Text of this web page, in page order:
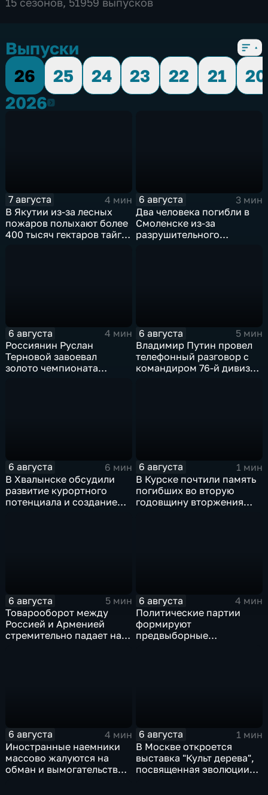
Выпуски
26
25 24 23 22 21
20
20262026
7 августа
4 мин
В Якутии из-за лесных
пожаров полыхают более
400 тысяч гектаров тайги,
6 августа
3 мин
Два человека погибли в
Смоленске из-за
разрушительного
6 августа
4 мин
Россиянин Руслан
Терновой завоевал
золото чемпионата
6 августа
5 мин
Владимир Путин провел
телефонный разговор с
командиром 76-й дивизии
6 августа
6 мин
В Хвалынске обсудили
развитие курортного
потенциала и создание
6 августа
1 мин
В Курске почтили память
погибших во вторую
годовщину вторжения
6 августа
5 мин
Товарооборот между
Россией и Арменией
стремительно падает на
6 августа
4 мин
Политические партии
формируют
предвыборные
6 августа
4 мин
Иностранные наемники
массово жалуются на
обман и вымогательство
6 августа
1 мин
В Москве откроется
выставка "Культ дерева",
посвященная эволюции